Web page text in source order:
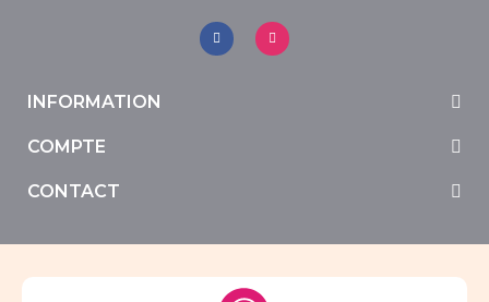
INFORMATION
COMPTE
CONTACT